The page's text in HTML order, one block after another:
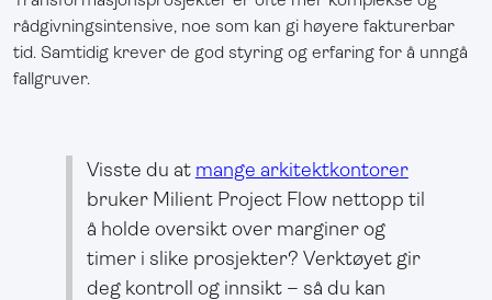
rådgivningsintensive, noe som kan gi høyere fakturerbar
tid. Samtidig krever de god styring og erfaring for å unngå
fallgruver.
Visste du at mange arkitektkontorer
bruker Milient Project Flow nettopp til
å holde oversikt over marginer og
timer i slike prosjekter? Verktøyet gir
deg kontroll og innsikt – så du kan